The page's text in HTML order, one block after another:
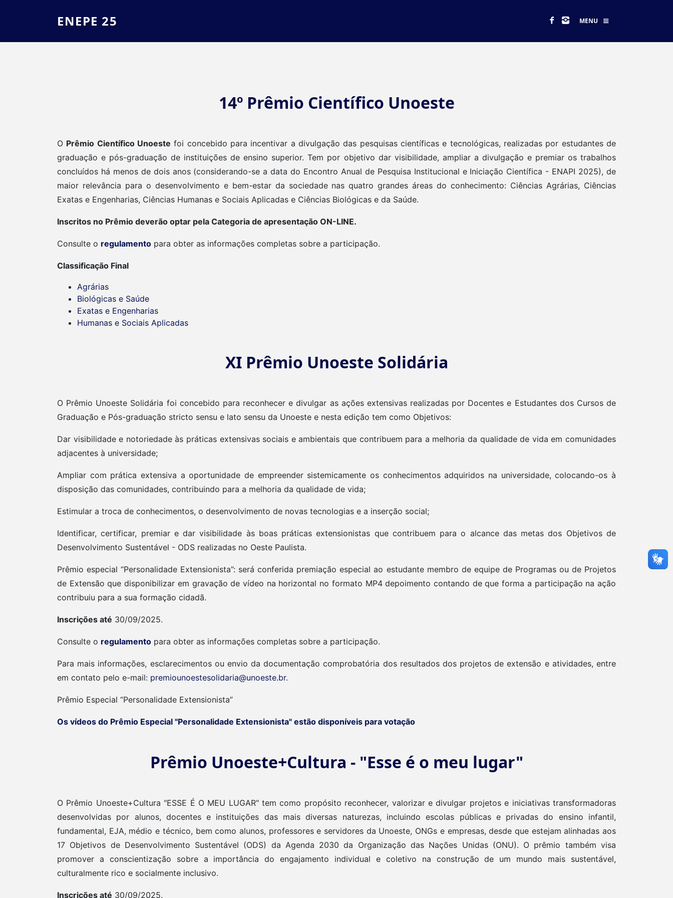
ENEPE 25 MENU
14º Prêmio Científico Unoeste
O Prêmio Científico Unoeste foi concebido para incentivar a divulgação das pesquisas científicas e tecnológicas, realizadas por estudantes de
graduação e pós-graduação de instituições de ensino superior. Tem por objetivo dar visibilidade, ampliar a divulgação e premiar os trabalhos
concluídos há menos de dois anos (considerando-se a data do Encontro Anual de Pesquisa Institucional e Iniciação Científica - ENAPI 2025), de
maior relevância para o desenvolvimento e bem-estar da sociedade nas quatro grandes áreas do conhecimento: Ciências Agrárias, Ciências
Exatas e Engenharias, Ciências Humanas e Sociais Aplicadas e Ciências Biológicas e da Saúde.
Inscritos no Prêmio deverão optar pela Categoria de apresentação ON-LINE.
Consulte o regulamento para obter as informações completas sobre a participação.
Classificação Final
Agrárias
Biológicas e Saúde
Exatas e Engenharias
Humanas e Sociais Aplicadas
XI Prêmio Unoeste Solidária
O Prêmio Unoeste Solidária foi concebido para reconhecer e divulgar as ações extensivas realizadas por Docentes e Estudantes dos Cursos de
Graduação e Pós-graduação stricto sensu e lato sensu da Unoeste e nesta edição tem como Objetivos:
Dar visibilidade e notoriedade às práticas extensivas sociais e ambientais que contribuem para a melhoria da qualidade de vida em comunidades
adjacentes à universidade;
Ampliar com prática extensiva a oportunidade de empreender sistemicamente os conhecimentos adquiridos na universidade, colocando-os à
disposição das comunidades, contribuindo para a melhoria da qualidade de vida;
Estimular a troca de conhecimentos, o desenvolvimento de novas tecnologias e a inserção social;
Identificar, certificar, premiar e dar visibilidade às boas práticas extensionistas que contribuem para o alcance das metas dos Objetivos de
Desenvolvimento Sustentável - ODS realizadas no Oeste Paulista.
Prêmio especial “Personalidade Extensionista”: será conferida premiação especial ao estudante membro de equipe de Programas ou de Projetos
de Extensão que disponibilizar em gravação de vídeo na horizontal no formato MP4 depoimento contando de que forma a participação na ação
contribuiu para a sua formação cidadã.
Inscrições até 30/09/2025.
Consulte o regulamento para obter as informações completas sobre a participação.
Para mais informações, esclarecimentos ou envio da documentação comprobatória dos resultados dos projetos de extensão e atividades, entre
em contato pelo e-mail: premiounoestesolidaria@unoeste.br.
Prêmio Especial “Personalidade Extensionista”
Os vídeos do Prêmio Especial "Personalidade Extensionista" estão disponíveis para votação
Prêmio Unoeste+Cultura - "Esse é o meu lugar"
O Prêmio Unoeste+Cultura "ESSE É O MEU LUGAR" tem como propósito reconhecer, valorizar e divulgar projetos e iniciativas transformadoras
desenvolvidas por alunos, docentes e instituições das mais diversas naturezas, incluindo escolas públicas e privadas do ensino infantil,
fundamental, EJA, médio e técnico, bem como alunos, professores e servidores da Unoeste, ONGs e empresas, desde que estejam alinhadas aos
17 Objetivos de Desenvolvimento Sustentável (ODS) da Agenda 2030 da Organização das Nações Unidas (ONU). O prêmio também visa
promover a conscientização sobre a importância do engajamento individual e coletivo na construção de um mundo mais sustentável,
culturalmente rico e socialmente inclusivo.
Inscrições até 30/09/2025.